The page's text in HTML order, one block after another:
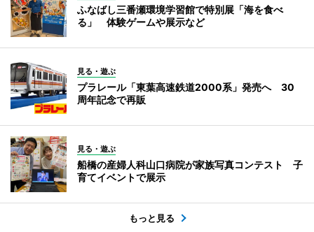
ふなばし三番瀬環境学習館で特別展「海を食べ
る」 体験ゲームや展示など
見る・遊ぶ
プラレール「東葉高速鉄道2000系」発売へ 30
周年記念で再販
見る・遊ぶ
船橋の産婦人科山口病院が家族写真コンテスト 子
育てイベントで展示
もっと見る